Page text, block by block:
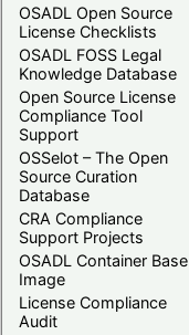
OSADL Open Source
License Checklists
OSADL FOSS Legal
Knowledge Database
Open Source License
Compliance Tool
Support
OSSelot – The Open
Source Curation
Database
CRA Compliance
Support Projects
OSADL Container Base
Image
License Compliance
Audit